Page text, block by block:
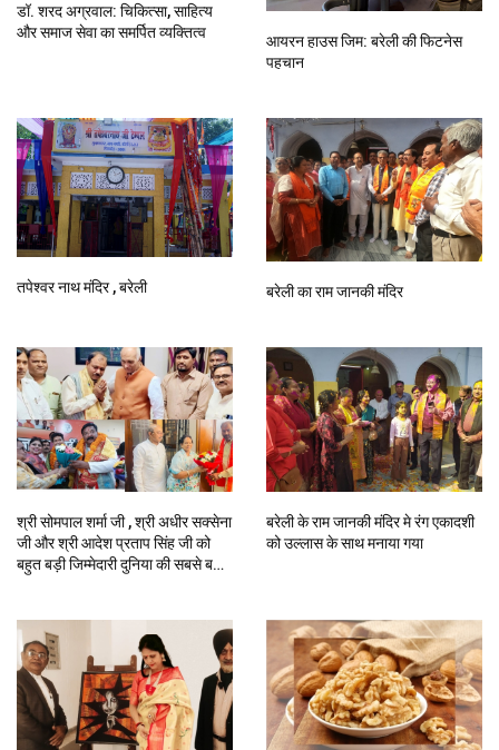
डॉ. शरद अग्रवाल: चिकित्सा, साहित्य
और समाज सेवा का समर्पित व्यक्तित्व
आयरन हाउस जिम: बरेली की फिटनेस
पहचान
तपेश्वर नाथ मंदिर , बरेली बरेली का राम जानकी मंदिर
श्री सोमपाल शर्मा जी , श्री अधीर सक्सेना
जी और श्री आदेश प्रताप सिंह जी को
बहुत बड़ी जिम्मेदारी दुनिया की सबसे बड़ी
बरेली के राम जानकी मंदिर मे रंग एकादशी
को उल्लास के साथ मनाया गया